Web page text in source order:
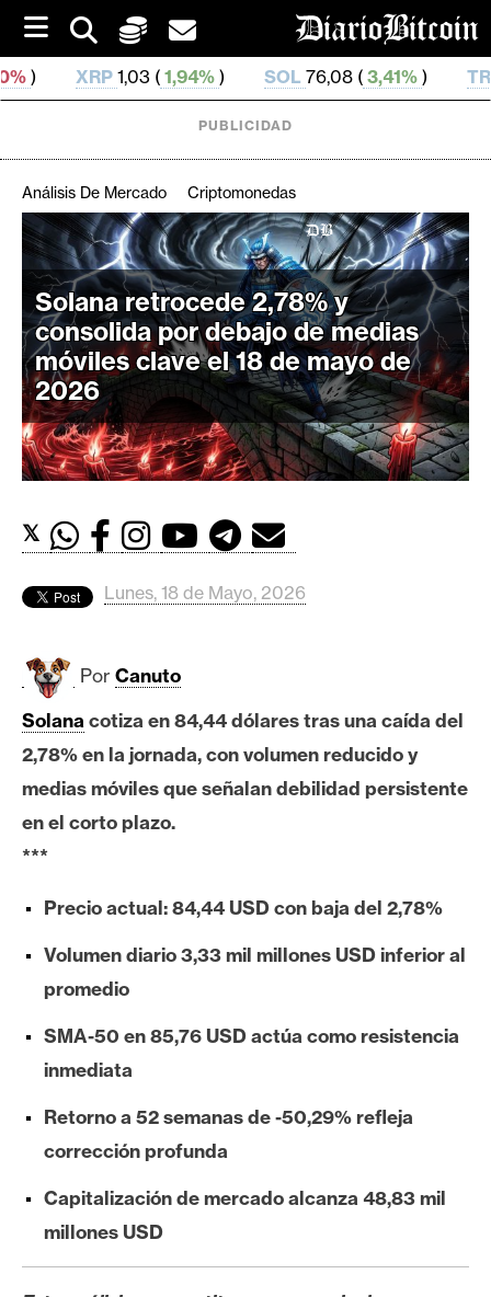
i
p
t
o
( 1,94%) SOL76,08 ( 3,41%) TRX0,328 692 (
C
r
i
p
t
o
M
e
r
d
s
B
t
c
o
i
E
t
e
r
u
m
I
A
PUBLICIDAD
Análisis De Mercado Criptomonedas
Solana retrocede 2,78% y
consolida por debajo de medias
móviles clave el 18 de mayo de
2026
𝕏
Lunes, 18 de Mayo, 2026
Por Canuto
Solana cotiza en 84,44 dólares tras una caída del
2,78% en la jornada, con volumen reducido y
medias móviles que señalan debilidad persistente
en el corto plazo.
***
Precio actual: 84,44 USD con baja del 2,78%
Volumen diario 3,33 mil millones USD inferior al
promedio
SMA-50 en 85,76 USD actúa como resistencia
inmediata
Retorno a 52 semanas de -50,29% refleja
corrección profunda
Capitalización de mercado alcanza 48,83 mil
millones USD